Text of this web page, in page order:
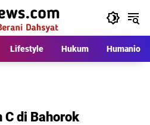
Lifestyle Hukum Humaniora
C di Bahorok